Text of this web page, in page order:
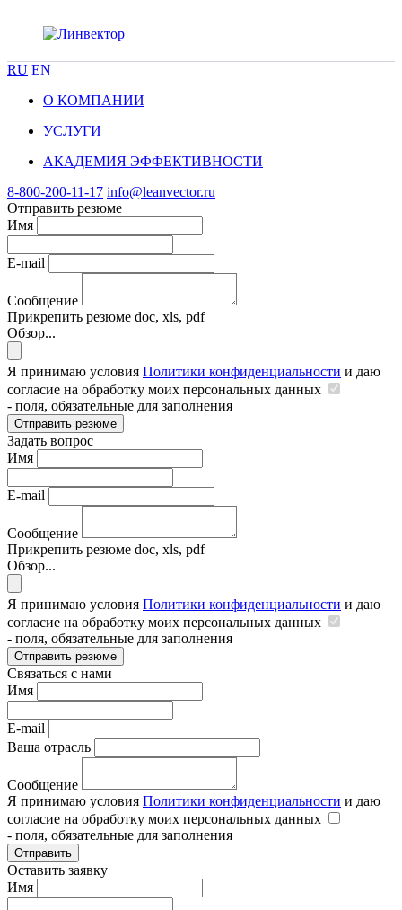
RU EN
О КОМПАНИИ
УСЛУГИ
АКАДЕМИЯ ЭФФЕКТИВНОСТИ
8-800-200-11-17 info@leanvector.ru
Отправить резюме
Имя
E-mail
Сообщение
Прикрепить резюме doc, xls, pdf
Обзор...
Я принимаю условия Политики конфиденциальности и даю
согласие на обработку моих персональных данных
- поля, обязательные для заполнения
Отправить резюме
Задать вопрос
Имя
E-mail
Сообщение
Прикрепить резюме doc, xls, pdf
Обзор...
Я принимаю условия Политики конфиденциальности и даю
согласие на обработку моих персональных данных
- поля, обязательные для заполнения
Отправить резюме
Связаться с нами
Имя
E-mail
Ваша отрасль
Сообщение
Я принимаю условия Политики конфиденциальности и даю
согласие на обработку моих персональных данных
- поля, обязательные для заполнения
Отправить
Оставить заявку
Имя